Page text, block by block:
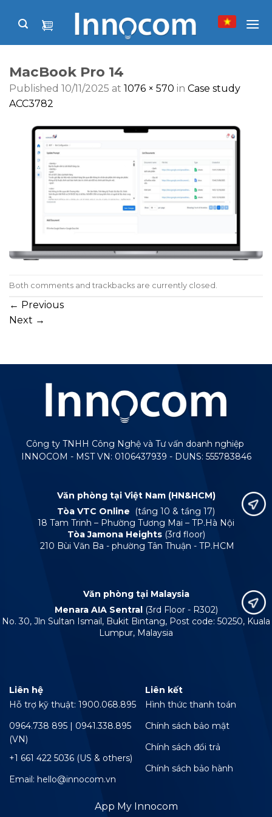
MacBook Pro 14
Published 10/11/2025 at 1076 × 570 in Case study
ACC3782
Both comments and trackbacks are currently closed.
← Previous
Next →
Công ty TNHH Công Nghệ và Tư vấn doanh nghiệp
INNOCOM - MST VN: 0106437939 - DUNS: 555783846
Văn phòng tại Việt Nam (HN&HCM)
Tòa VTC Online
(tầng 10 & tầng 17)
18 Tam Trinh – Phường Tương Mai – TP.Hà Nội
Tòa Jamona Heights (3rd floor)
210 Bùi Văn Ba - phường Tân Thuận - TP.HCM
Văn phòng tại Malaysia
Menara AIA Sentral (3rd Floor - R302)
No. 30, Jln Sultan Ismail, Bukit Bintang, Post code: 50250, Kuala
Lumpur, Malaysia
Liên hệ
Hỗ trợ kỹ thuật: 1900.068.895
0964.738 895 | 0941.338.895
(VN)
+1 661 422 5036 (US & others)
Email: hello@innocom.vn
Liên kết
Hình thức thanh toán
Chính sách bảo mật
Chính sách đổi trả
Chính sách bảo hành
App My Innocom